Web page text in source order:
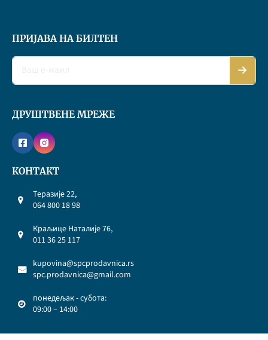
ПРИЈАВА НА БИЛТЕН
ДРУШТВЕНЕ МРЕЖЕ
КОНТАКТ
Теразије 22,
064 800 18 98
Краљице Наталије 76,
011 36 25 117
kupovina@spcprodavnica.rs
spc.prodavnica@gmail.com
понедељак - субота:
09:00 – 14:00